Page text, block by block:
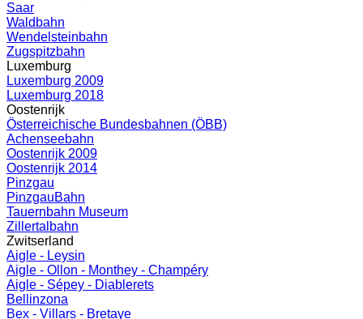
Saar
Waldbahn
Wendelsteinbahn
Zugspitzbahn
Luxemburg
Luxemburg 2009
Luxemburg 2018
Oostenrijk
Österreichische Bundesbahnen (ÖBB)
Achenseebahn
Oostenrijk 2009
Oostenrijk 2014
Pinzgau
PinzgauBahn
Tauernbahn Museum
Zillertalbahn
Zwitserland
Aigle - Leysin
Aigle - Ollon - Monthey - Champéry
Aigle - Sépey - Diablerets
Bellinzona
Bex - Villars - Bretaye